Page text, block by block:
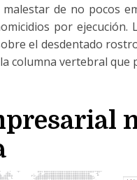
de no pocos
por ejecución.
el desdentado
columna vertebral que